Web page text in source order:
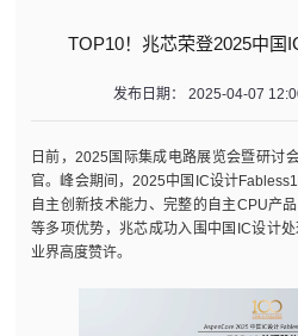
TOP10！兆芯荣登2025中国
发布日期： 2025-04-07
日前，2025国际集成电路展览会暨研讨
官。峰会期间，2025中国IC设计
自主创新技术能力、完整的自主CPU产
等多项优势，兆芯成功入围中国IC设计
业界高度赞许。